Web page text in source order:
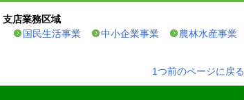
支店業務区域
国民生活事業
中小企業事業 農林水産事業
1つ前のページに戻る